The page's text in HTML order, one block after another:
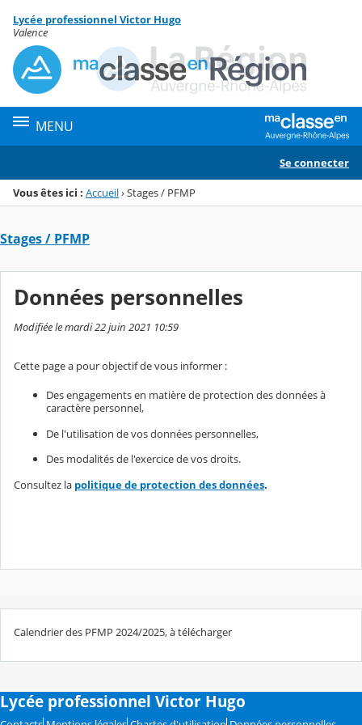
Menu de la rubrique
Contenu
Lycée professionnel Victor Hugo
Valence
MENU
Se connecter
Vous êtes ici : Accueil›Stages / PFMP
Stages / PFMP
Données personnelles
Modifiée le mardi 22 juin 2021 10:59
Cette page a pour objectif de vous informer :
Des engagements en matière de protection des données à
caractère personnel,
De l'utilisation de vos données personnelles,
Des modalités de l'exercice de vos droits.
Consultez la politique de protection des données.
Calendrier des PFMP 2024/2025, à télécharger
Lycée professionnel Victor Hugo